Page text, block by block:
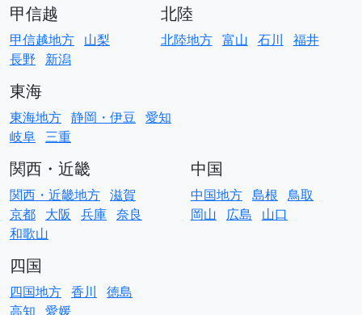
甲信越
甲信越地方 山梨
長野
新潟
北陸
北陸地方 富山 石川 福井
東海
東海地方 静岡・伊豆 愛知
岐阜 三重
関西・近畿
関西・近畿地方 滋賀
京都 大阪 兵庫 奈良
和歌山
中国
中国地方 島根 鳥取
岡山
広島 山口
四国
四国地方 香川
徳島
高知 愛媛